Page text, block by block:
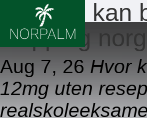
Hvor du
shipping
Aug 7, 26 Hvor
12mg uten